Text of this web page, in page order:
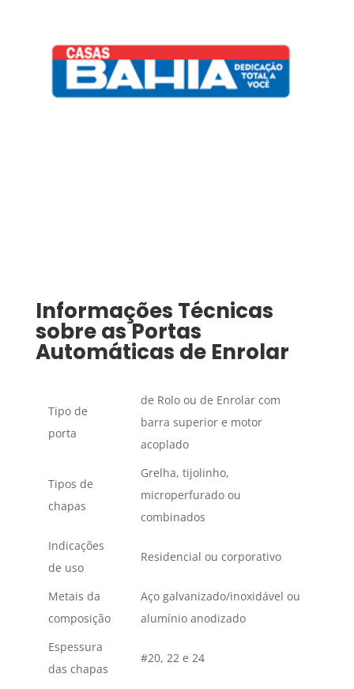
Informações Técnicas
sobre as Portas
Automáticas de Enrolar
Tipo de
porta
de Rolo ou de Enrolar com
barra superior e motor
acoplado
Tipos de
chapas
Grelha, tijolinho,
microperfurado ou
combinados
Indicações
de uso
Residencial ou corporativo
Metais da
composição
Aço galvanizado/inoxidável ou
alumínio anodizado
Espessura
das chapas
#20, 22 e 24